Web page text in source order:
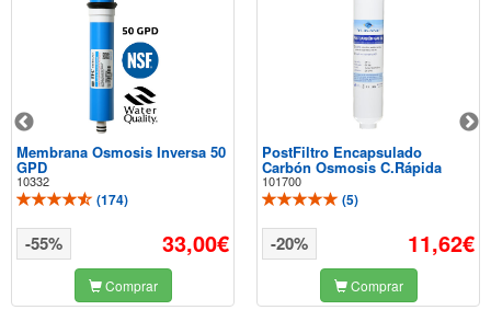
Membrana Osmosis Inversa 50
GPD
10332
(174)
33,00€
-55%
Comprar
PostFiltro Encapsulado
Carbón Osmosis C.Rápida
101700
(5)
11,62€
-20%
Comprar